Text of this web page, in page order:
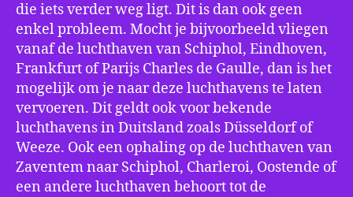
die iets verder weg ligt. Dit is dan ook geen
enkel probleem. Mocht je bijvoorbeeld vliegen
vanaf de luchthaven van Schiphol, Eindhoven,
Frankfurt of Parijs Charles de Gaulle, dan is het
mogelijk om je naar deze luchthavens te laten
vervoeren. Dit geldt ook voor bekende
luchthavens in Duitsland zoals Düsseldorf of
Weeze. Ook een ophaling op de luchthaven van
Zaventem naar Schiphol, Charleroi, Oostende of
een andere luchthaven behoort tot de